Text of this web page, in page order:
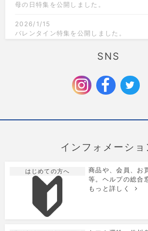
母の日特集を公開しました。
2026/1/15
バレンタイン特集を公開しました。
クリスマス限定のラッピングを追加しまし
お歳暮特集を公開しました。
SNS
インフォメーショ
はじめての方へ
商品や、会員、お
等。ヘルプの総合
もっと詳しく